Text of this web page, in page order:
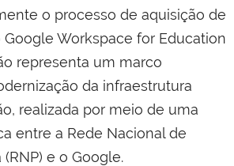
o processo de aquisição de
Workspace for Education
representa um marco
da infraestrutura
realizada por meio de uma
entre a Rede Nacional de
e o Google.